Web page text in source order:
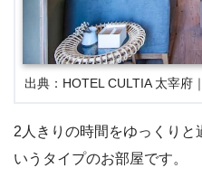
出典：HOTEL CULTIA 太宰府
2人きりの時間をゆっくりと
いうタイプのお部屋です。